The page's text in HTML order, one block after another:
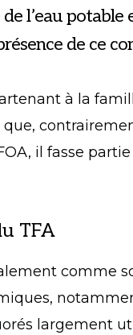
l’eau potable
de ce
à la
il fasse
TFA
comme
largement